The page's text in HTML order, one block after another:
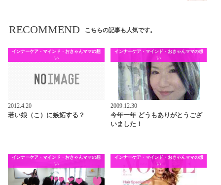
RECOMMEND こちらの記事も人気です。
インナーケア・マインド・おきゃんママの想
い
2012.4.20
若い娘（こ）に嫉妬する？
インナーケア・マインド・おきゃんママの想
い
2009.12.30
今年一年 どうもありがとうござ
いました！
インナーケア・マインド・おきゃんママの想
い
インナーケア・マインド・おきゃんママの想
い